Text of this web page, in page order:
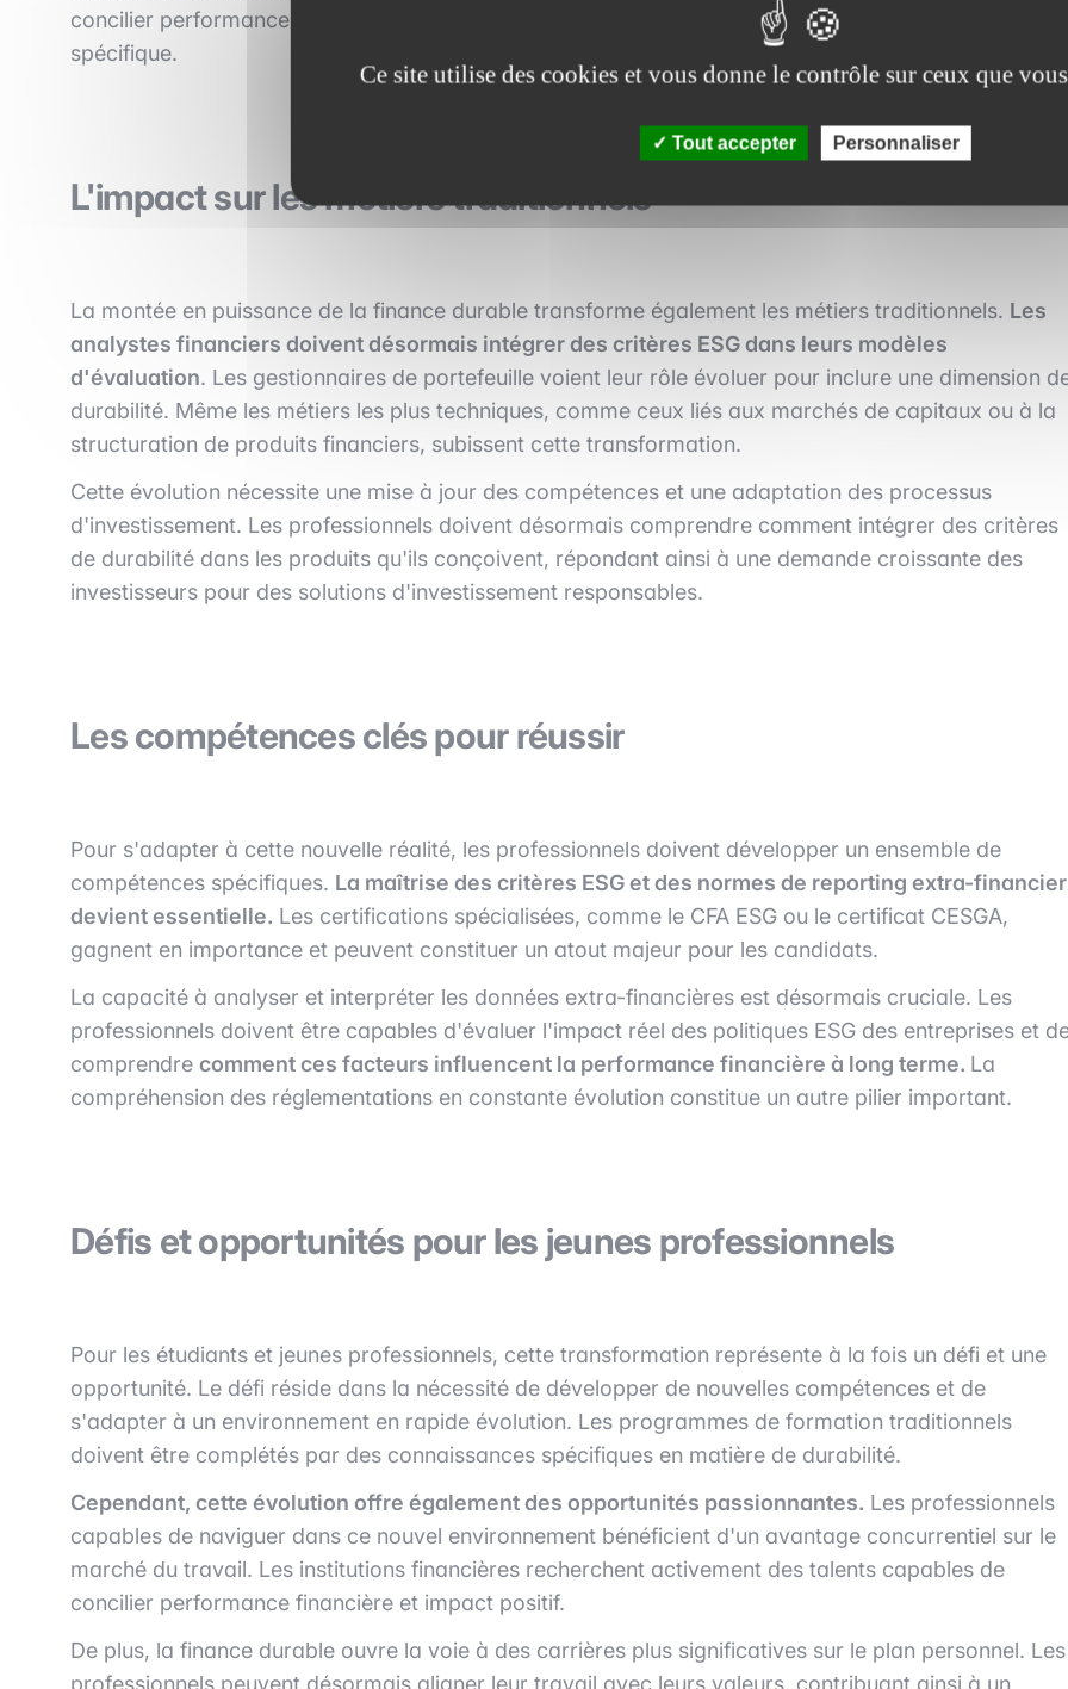
concilier performance financière et impact positif, un équilibre délicat qui nécessite une expertise
spécifique.
L'impact sur les métiers traditionnels
La montée en puissance de la finance durable transforme également les métiers traditionnels. Les
analystes financiers doivent désormais intégrer des critères ESG dans leurs modèles
d'évaluation. Les gestionnaires de portefeuille voient leur rôle évoluer pour inclure une dimension
durabilité. Même les métiers les plus techniques, comme ceux liés aux marchés de capitaux ou à la
structuration de produits financiers, subissent cette transformation.
Cette évolution nécessite une mise à jour des compétences et une adaptation des processus
d'investissement. Les professionnels doivent désormais comprendre comment intégrer des critères
de durabilité dans les produits qu'ils conçoivent, répondant ainsi à une demande croissante des
investisseurs pour des solutions d'investissement responsables.
Les compétences clés pour réussir
Pour s'adapter à cette nouvelle réalité, les professionnels doivent développer un ensemble de
compétences spécifiques. La maîtrise des critères ESG et des normes de reporting extra-financier
devient essentielle. Les certifications spécialisées, comme le CFA ESG ou le certificat CESGA,
gagnent en importance et peuvent constituer un atout majeur pour les candidats.
La capacité à analyser et interpréter les données extra-financières est désormais cruciale. Les
professionnels doivent être capables d'évaluer l'impact réel des politiques ESG des entreprises et
comprendre comment ces facteurs influencent la performance financière à long terme. La
compréhension des réglementations en constante évolution constitue un autre pilier important.
Défis et opportunités pour les jeunes professionnels
Pour les étudiants et jeunes professionnels, cette transformation représente à la fois un défi et une
opportunité. Le défi réside dans la nécessité de développer de nouvelles compétences et de
s'adapter à un environnement en rapide évolution. Les programmes de formation traditionnels
doivent être complétés par des connaissances spécifiques en matière de durabilité.
Cependant, cette évolution offre également des opportunités passionnantes. Les professionnels
capables de naviguer dans ce nouvel environnement bénéficient d'un avantage concurrentiel sur le
marché du travail. Les institutions financières recherchent activement des talents capables de
concilier performance financière et impact positif.
De plus, la finance durable ouvre la voie à des carrières plus significatives sur le plan personnel. Les
professionnels peuvent désormais aligner leur travail avec leurs valeurs, contribuant ainsi à un
Ce site utilise des cookies et vous donne le contrôle sur ceux que
Tout accepter Personnaliser